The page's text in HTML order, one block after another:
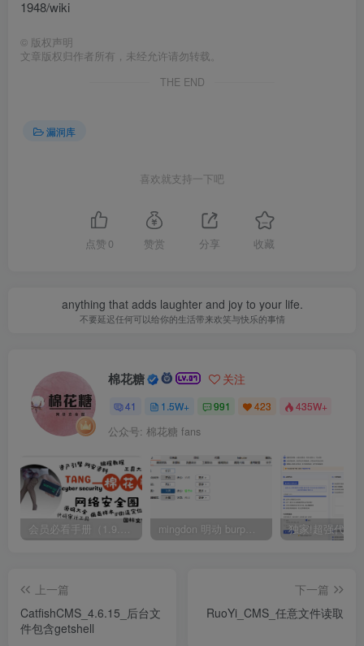
1948/wiki
© 版权声明
文章版权归作者所有，未经允许请勿转载。
THE END
漏洞库
喜欢就支持一下吧
点赞 0 赞赏 分享 收藏
anything that adds laughter and joy to your life.
不要延迟任何可以给你的生活带来欢笑与快乐的事情
棉花糖 关注
41 1.5W+ 991 423 435W+
公众号: 棉花糖 fans
会员必看手册（1.9.0版本 26.4.5更新） mingdon 明动 burp插件0.2.6版本 本地时间校验去除版
上一篇
CatfishCMS_4.6.15_后台文
件包含getshell
下一篇
RuoYi_CMS_任意文件读取